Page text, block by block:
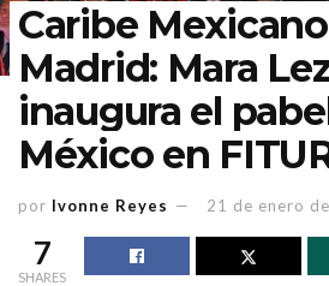
Caribe
Madrid: Mara
inaugura el
México en
por Ivonne Reyes 21 de enero
7
SHARES